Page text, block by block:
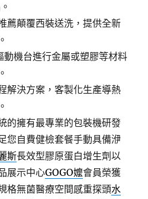
薦顛覆西裝送洗，提供全新
動機台進行金屬或塑膠等材料
解決方案，客製化生產導熱
的擁有最專業的包裝機研發
您自費健檢套餐手動具備洢
斯長效型膠原蛋白增生劑以
展示中心GOGO嬤會員榮獲
格無菌醫療空間感重探頭水